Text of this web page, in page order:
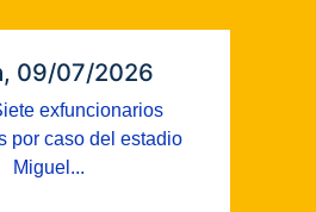
09/07/2026
exfuncionarios
por caso del estadio
Miguel...